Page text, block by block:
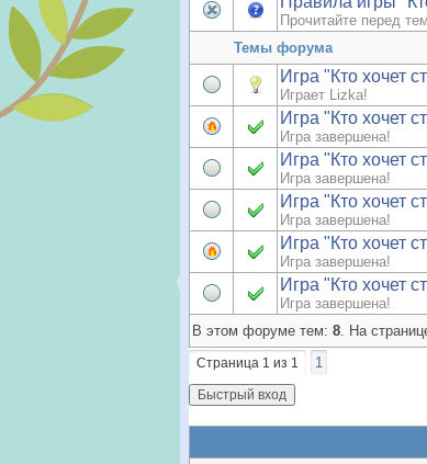
Прочитайте перед
Темы форума
Игра "Кто хочет
Играет Lizka!
Игра "Кто хочет
Игра завершена!
Игра "Кто хочет
Игра завершена!
Игра "Кто хочет
Игра завершена!
Игра "Кто хочет
Игра завершена!
Игра "Кто хочет
Игра завершена!
В этом форуме тем: 8. На
Страница 1 из 1
1